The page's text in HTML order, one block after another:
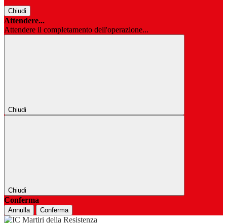
Chiudi
Attendere...
Attendere il completamento dell'operazione...
Chiudi
Chiudi
Conferma
Annulla Conferma